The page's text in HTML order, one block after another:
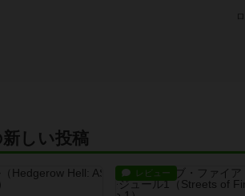
しい投稿
レビュー